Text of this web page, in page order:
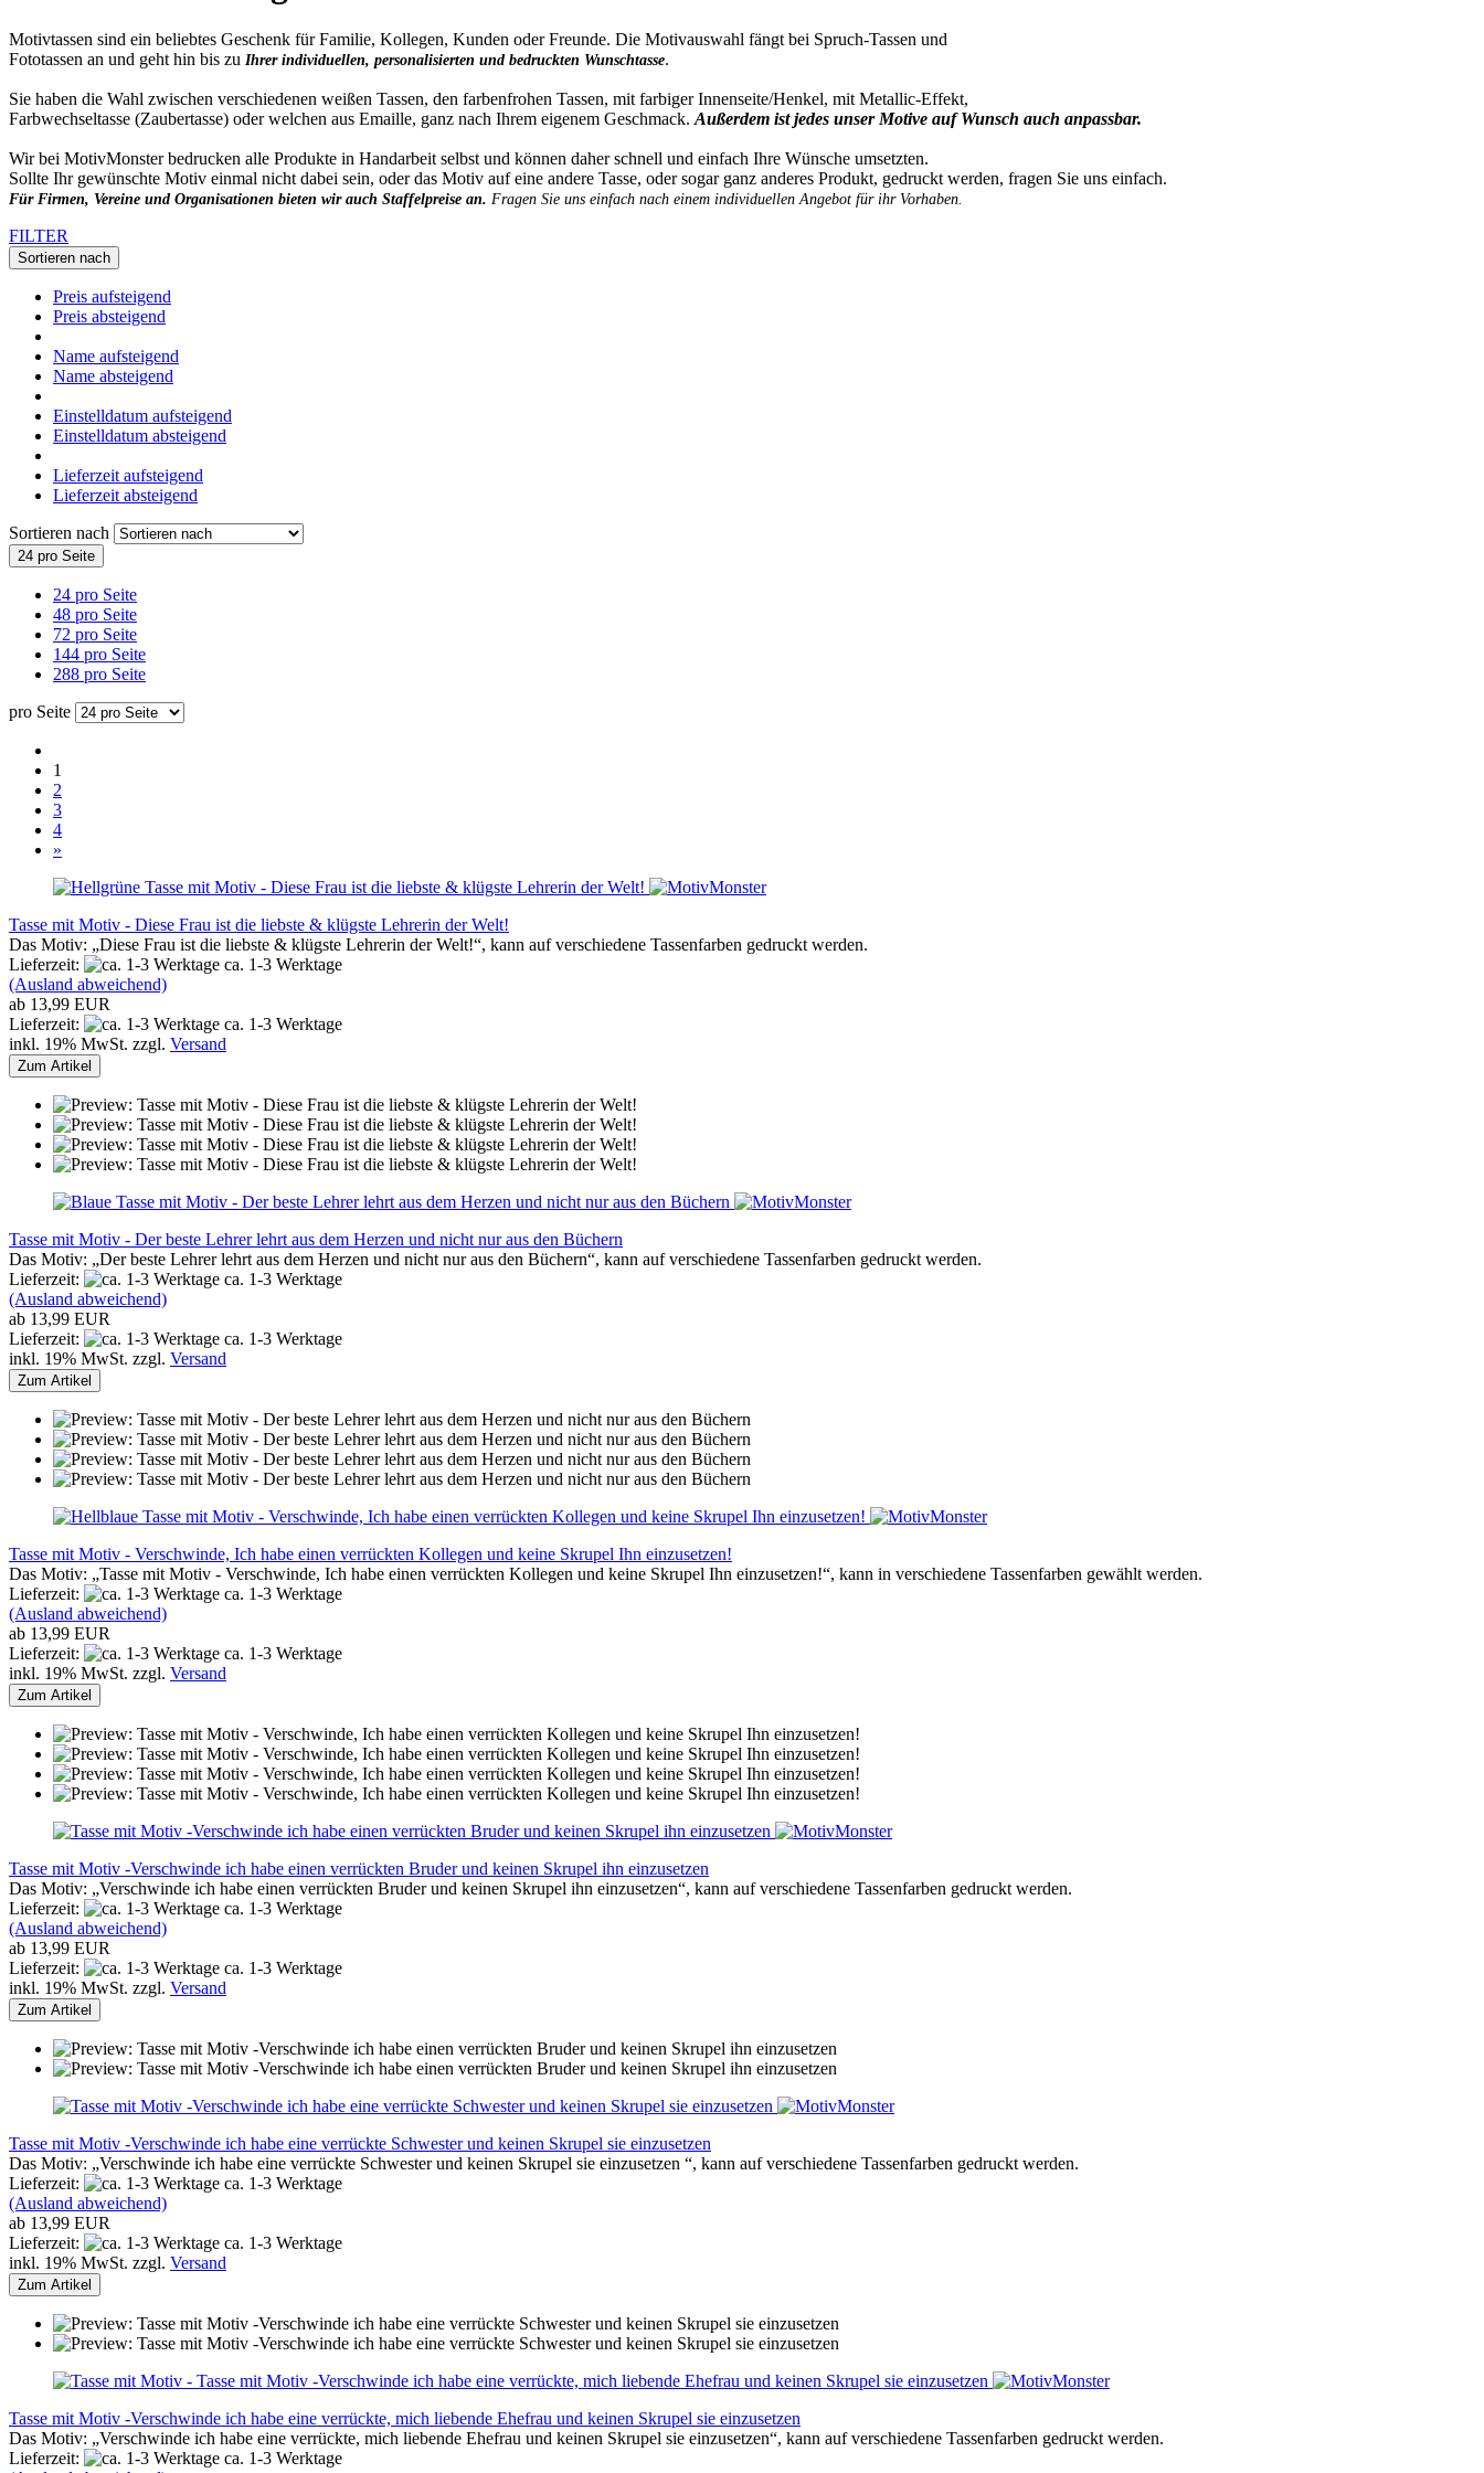
Motivtassen sind ein beliebtes Geschenk für Familie, Kollegen, Kunden oder Freunde. Die Motivauswahl fängt bei Spruch-Tassen und
Fototassen an und geht hin bis zu Ihrer individuellen, personalisierten und bedruckten Wunschtasse.
Sie haben die Wahl zwischen verschiedenen weißen Tassen, den farbenfrohen Tassen, mit farbiger Innenseite/Henkel, mit Metallic-Effekt,
Farbwechseltasse (Zaubertasse) oder welchen aus Emaille, ganz nach Ihrem eigenem Geschmack. Außerdem ist jedes unser Motive auf Wunsch auch anpassbar.
Wir bei MotivMonster bedrucken alle Produkte in Handarbeit selbst und können daher schnell und einfach Ihre Wünsche umsetzten.
Sollte Ihr gewünschte Motiv einmal nicht dabei sein, oder das Motiv auf eine andere Tasse, oder sogar ganz anderes Produkt, gedruckt werden, fragen Sie uns einfach.
Für Firmen, Vereine und Organisationen bieten wir auch Staffelpreise an. Fragen Sie uns einfach nach einem individuellen Angebot für ihr Vorhaben.
FILTER
Sortieren nach
Preis aufsteigend
Preis absteigend
Name aufsteigend
Name absteigend
Einstelldatum aufsteigend
Einstelldatum absteigend
Lieferzeit aufsteigend
Lieferzeit absteigend
Sortieren nach
24 pro Seite
24 pro Seite
48 pro Seite
72 pro Seite
144 pro Seite
288 pro Seite
pro Seite
1
2
3
4
»
Tasse mit Motiv - Diese Frau ist die liebste & klügste Lehrerin der Welt!
Das Motiv: „Diese Frau ist die liebste & klügste Lehrerin der Welt!“, kann auf verschiedene Tassenfarben gedruckt werden.
Lieferzeit:
ca. 1-3 Werktage
(Ausland abweichend)
ab 13,99 EUR
Lieferzeit:
ca. 1-3 Werktage
inkl. 19% MwSt. zzgl. Versand
Zum Artikel
Tasse mit Motiv - Der beste Lehrer lehrt aus dem Herzen und nicht nur aus den Büchern
Das Motiv: „Der beste Lehrer lehrt aus dem Herzen und nicht nur aus den Büchern“, kann auf verschiedene Tassenfarben gedruckt werden.
Lieferzeit:
ca. 1-3 Werktage
(Ausland abweichend)
ab 13,99 EUR
Lieferzeit:
ca. 1-3 Werktage
inkl. 19% MwSt. zzgl. Versand
Zum Artikel
Tasse mit Motiv - Verschwinde, Ich habe einen verrückten Kollegen und keine Skrupel Ihn einzusetzen!
Das Motiv: „Tasse mit Motiv - Verschwinde, Ich habe einen verrückten Kollegen und keine Skrupel Ihn einzusetzen!“, kann in verschiedene Tassenfarben gewählt werden.
Lieferzeit:
ca. 1-3 Werktage
(Ausland abweichend)
ab 13,99 EUR
Lieferzeit:
ca. 1-3 Werktage
inkl. 19% MwSt. zzgl. Versand
Zum Artikel
Tasse mit Motiv -Verschwinde ich habe einen verrückten Bruder und keinen Skrupel ihn einzusetzen
Das Motiv: „Verschwinde ich habe einen verrückten Bruder und keinen Skrupel ihn einzusetzen“, kann auf verschiedene Tassenfarben gedruckt werden.
Lieferzeit:
ca. 1-3 Werktage
(Ausland abweichend)
ab 13,99 EUR
Lieferzeit:
ca. 1-3 Werktage
inkl. 19% MwSt. zzgl. Versand
Zum Artikel
Tasse mit Motiv -Verschwinde ich habe eine verrückte Schwester und keinen Skrupel sie einzusetzen
Das Motiv: „Verschwinde ich habe eine verrückte Schwester und keinen Skrupel sie einzusetzen “, kann auf verschiedene Tassenfarben gedruckt werden.
Lieferzeit:
ca. 1-3 Werktage
(Ausland abweichend)
ab 13,99 EUR
Lieferzeit:
ca. 1-3 Werktage
inkl. 19% MwSt. zzgl. Versand
Zum Artikel
Tasse mit Motiv -Verschwinde ich habe eine verrückte, mich liebende Ehefrau und keinen Skrupel sie einzusetzen
Das Motiv: „Verschwinde ich habe eine verrückte, mich liebende Ehefrau und keinen Skrupel sie einzusetzen“, kann auf verschiedene Tassenfarben gedruckt werden.
Lieferzeit:
ca. 1-3 Werktage